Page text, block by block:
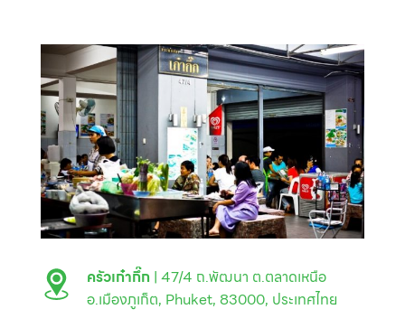
ครัวเก๋ากึ๊ก | 47/4 ถ.พัฒนา ต.ตลาดเหนือ
อ.เมืองภูเก็ต, Phuket, 83000, ประเทศไทย